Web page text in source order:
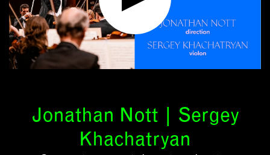
Jonathan Nott | Sergey
Khachatryan